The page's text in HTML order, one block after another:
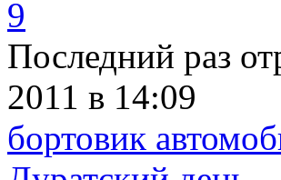
9
Последний раз
2011 в 14:09
бортовик